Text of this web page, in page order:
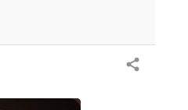
공유하기